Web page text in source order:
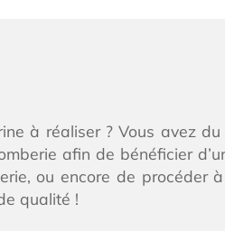
à réaliser ? Vous avez
afin de bénéficier
ou encore de procéder
qualité !